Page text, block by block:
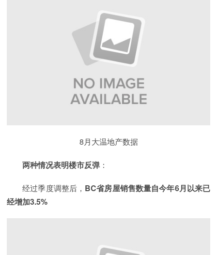
8月大温地产数据
两种情况表明楼市反弹：
经过季度调整后， BC省房屋销售数量自今年6月以来已
经增加3.5%